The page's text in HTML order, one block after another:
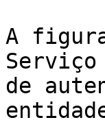
A
Serviço
de